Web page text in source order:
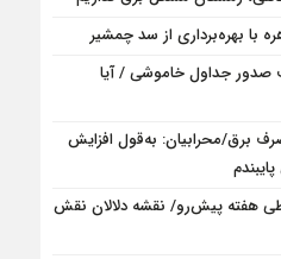
با بهره‌برداری از سد چمشیر
صدور جداول خاموشی / آیا
مصرف برق/محرابیان: به‌قول افزایش
هفته پیش‌رو/ نقشه دلالان نقش